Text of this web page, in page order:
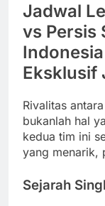
Jadwal
vs Persis
Eksklusif
Rivalitas
bukanlah hal
kedua tim ini
yang menarik,
Sejarah